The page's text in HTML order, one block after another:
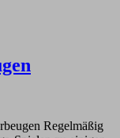
Regelmäßig